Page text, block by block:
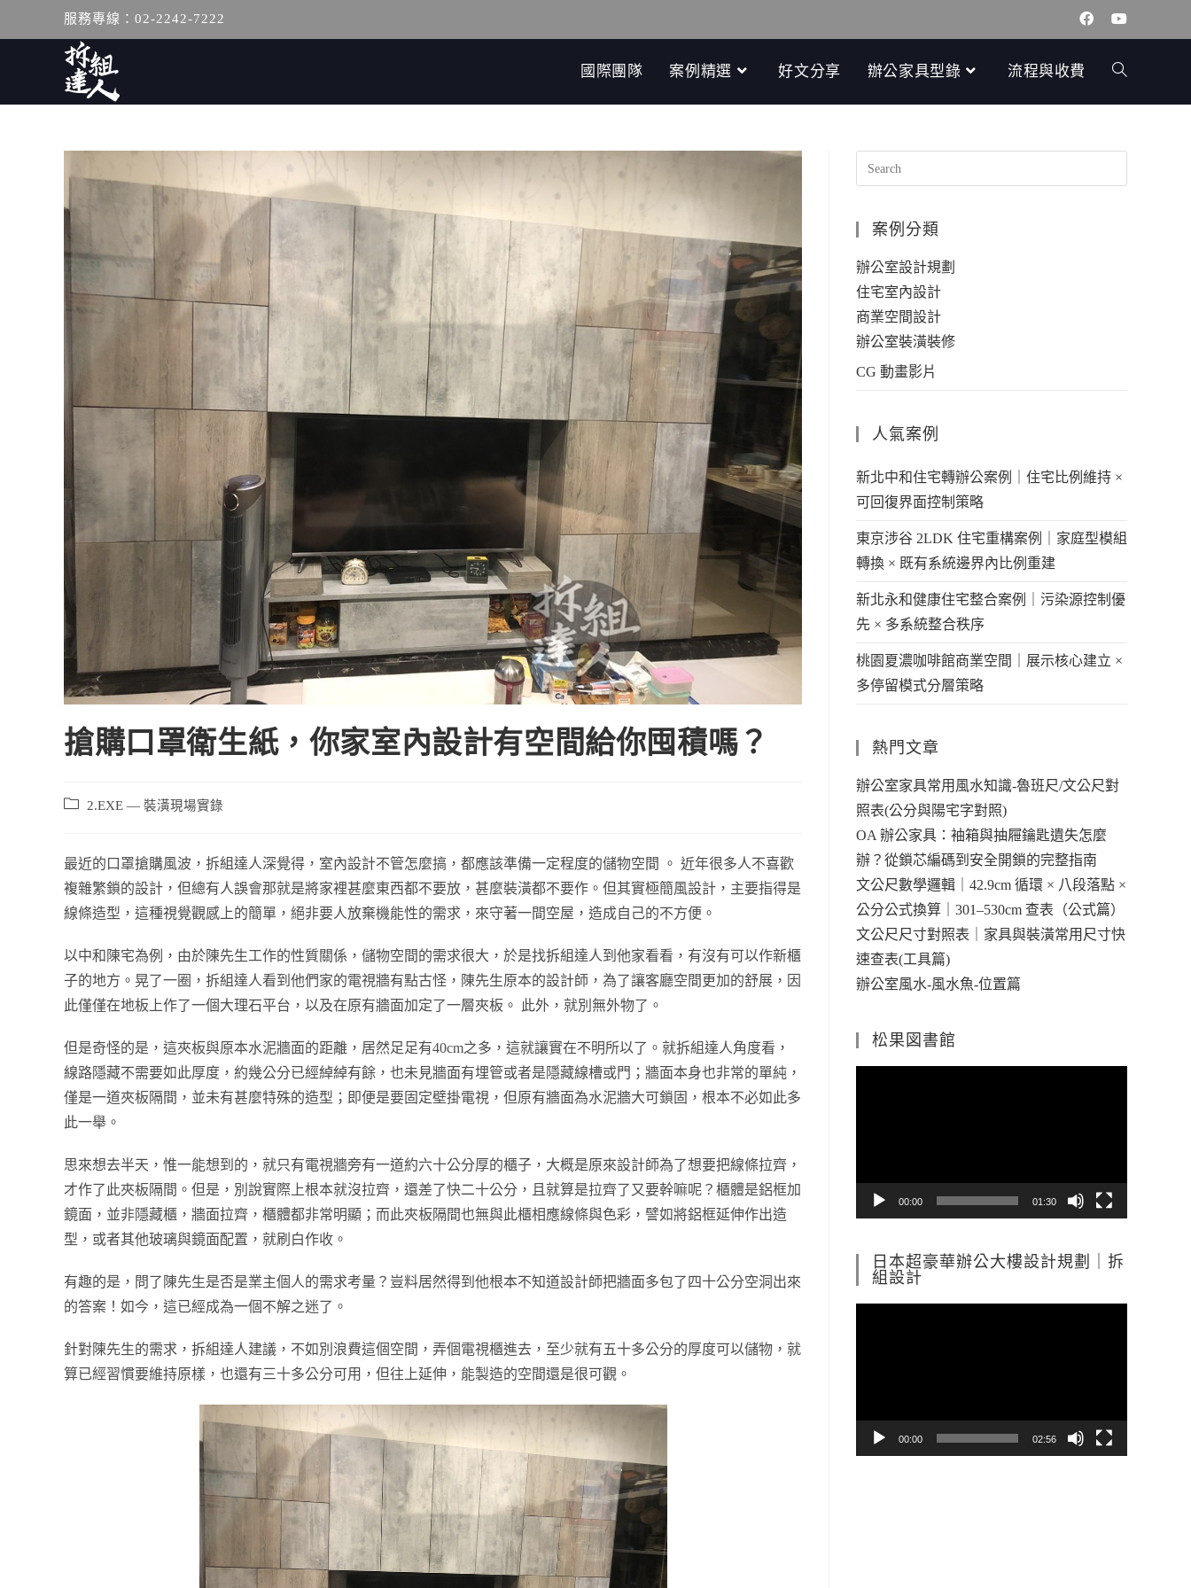
服務專線：02-2242-7222
國際團隊 案例精選 好文分享 辦公家具型錄 流程與收費
搶購口罩衛生紙，你家室內設計有空間給你囤積嗎？
2.EXE — 裝潢現場實錄
最近的口罩搶購風波，拆組達人深覺得，室內設計不管怎麼搞，都應該準備一定程度的儲物空間 。 近年很多人不喜歡
複雜繁鎖的設計，但總有人誤會那就是將家裡甚麼東西都不要放，甚麼裝潢都不要作。但其實極簡風設計，主要指得是
線條造型，這種視覺觀感上的簡單，絕非要人放棄機能性的需求，來守著一間空屋，造成自己的不方便。
以中和陳宅為例，由於陳先生工作的性質關係，儲物空間的需求很大，於是找拆組達人到他家看看，有沒有可以作新櫃
子的地方。晃了一圈，拆組達人看到他們家的電視牆有點古怪，陳先生原本的設計師，為了讓客廳空間更加的舒展，因
此僅僅在地板上作了一個大理石平台，以及在原有牆面加定了一層夾板。 此外，就別無外物了。
但是奇怪的是，這夾板與原本水泥牆面的距離，居然足足有40cm之多，這就讓實在不明所以了。就拆組達人角度看，
線路隱藏不需要如此厚度，約幾公分已經綽綽有餘，也未見牆面有埋管或者是隱藏線槽或門；牆面本身也非常的單純，
僅是一道夾板隔間，並未有甚麼特殊的造型；即便是要固定壁掛電視，但原有牆面為水泥牆大可鎖固，根本不必如此多
此一舉。
思來想去半天，惟一能想到的，就只有電視牆旁有一道約六十公分厚的櫃子，大概是原來設計師為了想要把線條拉齊，
才作了此夾板隔間。但是，別說實際上根本就沒拉齊，還差了快二十公分，且就算是拉齊了又要幹嘛呢？櫃體是鋁框加
鏡面，並非隱藏櫃，牆面拉齊，櫃體都非常明顯；而此夾板隔間也無與此櫃相應線條與色彩，譬如將鋁框延伸作出造
型，或者其他玻璃與鏡面配置，就刷白作收。
有趣的是，問了陳先生是否是業主個人的需求考量？豈料居然得到他根本不知道設計師把牆面多包了四十公分空洞出來
的答案！如今，這已經成為一個不解之迷了。
針對陳先生的需求，拆組達人建議，不如別浪費這個空間，弄個電視櫃進去，至少就有五十多公分的厚度可以儲物，就
算已經習慣要維持原樣，也還有三十多公分可用，但往上延伸，能製造的空間還是很可觀。
案例分類
辦公室設計規劃
住宅室內設計
商業空間設計
辦公室裝潢裝修
CG 動畫影片
人氣案例
新北中和住宅轉辦公案例｜住宅比例維持 ×
可回復界面控制策略
東京涉谷 2LDK 住宅重構案例｜家庭型模組
轉換 × 既有系統邊界內比例重建
新北永和健康住宅整合案例｜污染源控制優
先 × 多系統整合秩序
桃園夏濃咖啡館商業空間｜展示核心建立 ×
多停留模式分層策略
熱門文章
辦公室家具常用風水知識-魯班尺/文公尺對
照表(公分與陽宅字對照)
OA 辦公家具：袖箱與抽屜鑰匙遺失怎麼
辦？從鎖芯編碼到安全開鎖的完整指南
文公尺數學邏輯｜42.9cm 循環 × 八段落點 ×
公分公式換算｜301–530cm 查表（公式篇）
文公尺尺寸對照表｜家具與裝潢常用尺寸快
速查表(工具篇)
辦公室風水-風水魚-位置篇
松果図書館
00:00 01:30
日本超豪華辦公大樓設計規劃｜拆
組設計
00:00 02:56